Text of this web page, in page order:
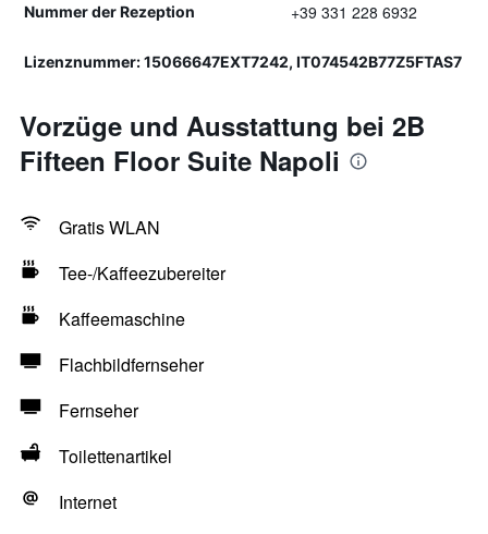
Nummer der Rezeption +39 331 228 6932
Lizenznummer: 15066647EXT7242, IT074542B77Z5FTAS7
Vorzüge und Ausstattung bei 2B
Fifteen Floor Suite Napoli
Gratis WLAN
Tee-/Kaffeezubereiter
Kaffeemaschine
Flachbildfernseher
Fernseher
Toilettenartikel
Internet